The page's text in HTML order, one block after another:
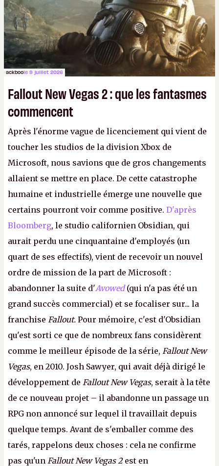
ackboole 9 juillet 2026
Fallout New Vegas 2 : que les fantasmes
commencent
Après l'énorme vague de licenciement qui vient de
toucher les studios de la division Xbox de
Microsoft, nous savions que de gros changements
allaient se mettre en place. De cette catastrophe
humaine et industrielle émerge une nouvelle que
certains pourront voir comme positive. D'après
Bloomberg, le studio californien Obsidian, qui
aurait perdu une cinquantaine d'employés (un
quart de ses effectifs), vient de recevoir un nouvel
ordre de mission de la part de Microsoft :
abandonner la suite d'Avowed(qui n'a pas été un
grand succès commercial) et se focaliser sur... la
franchise Fallout. Pour mémoire, c'est d'Obsidian
qu'est sorti ce que de nombreux fans considèrent
comme le meilleur épisode de la série, Fallout New
Vegas, en 2010. Josh Sawyer, qui avait déjà dirigé le
développement de Fallout New Vegas, serait à la tête
de ce nouveau projet – il abandonne un passage un
RPG non annoncé sur lequel il travaillait depuis
quelque temps. Avant de s'emballer comme des
tarés, rappelons deux choses : cela ne confirme
pas qu'un Fallout New Vegas 2est en